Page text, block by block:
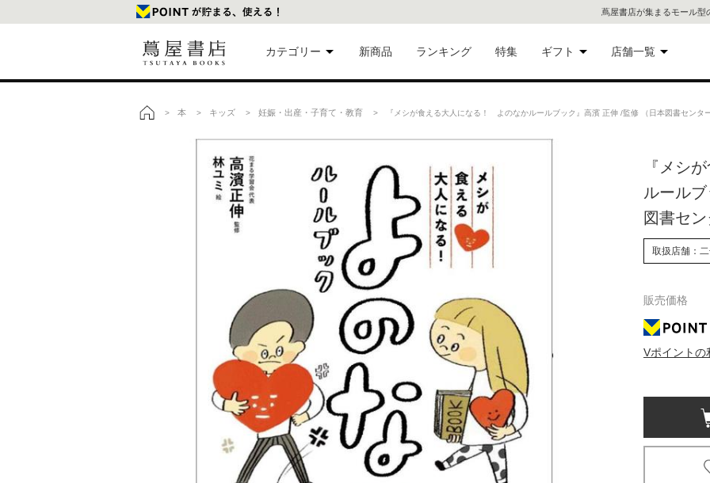
蔦屋書店が集まるモール型
カテゴリー
美術品
映像・音
文具
雑貨
新商品 ランキング 特集 ギフト
ギフトにおすすめ
店舗一覧
代官
屋書
銀座
屋書
京都
> 本 > キッズ > 妊娠・出産・子育て・教育 > 『メシが食える大人になる！ よのなかルールブック』高濱 正伸 /監修 （日本図書センタ
『メシ
ルール
図書セ
取扱店舗：
販売価格
Vポイントの